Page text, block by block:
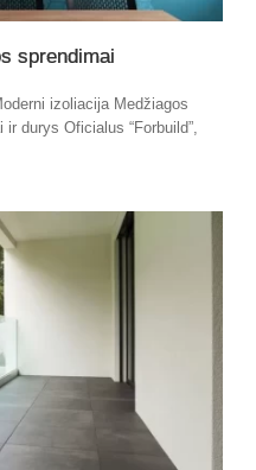
sprendimai
izoliacija Medžiagos
durys Oficialus “Forbuild”,